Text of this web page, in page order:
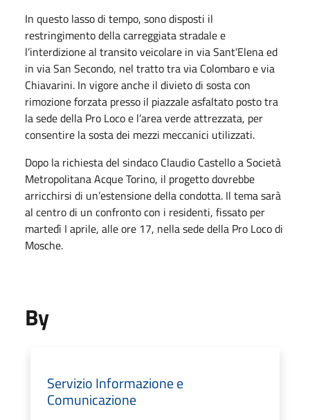
In questo lasso di tempo, sono disposti il
restringimento della carreggiata stradale e
l’interdizione al transito veicolare in via Sant’Elena ed
in via San Secondo, nel tratto tra via Colombaro e via
Chiavarini. In vigore anche il divieto di sosta con
rimozione forzata presso il piazzale asfaltato posto tra
la sede della Pro Loco e l’area verde attrezzata, per
consentire la sosta dei mezzi meccanici utilizzati.
Dopo la richiesta del sindaco Claudio Castello a Società
Metropolitana Acque Torino, il progetto dovrebbe
arricchirsi di un’estensione della condotta. Il tema sarà
al centro di un confronto con i residenti, fissato per
martedì I aprile, alle ore 17, nella sede della Pro Loco di
Mosche.
By
Servizio Informazione e
Comunicazione